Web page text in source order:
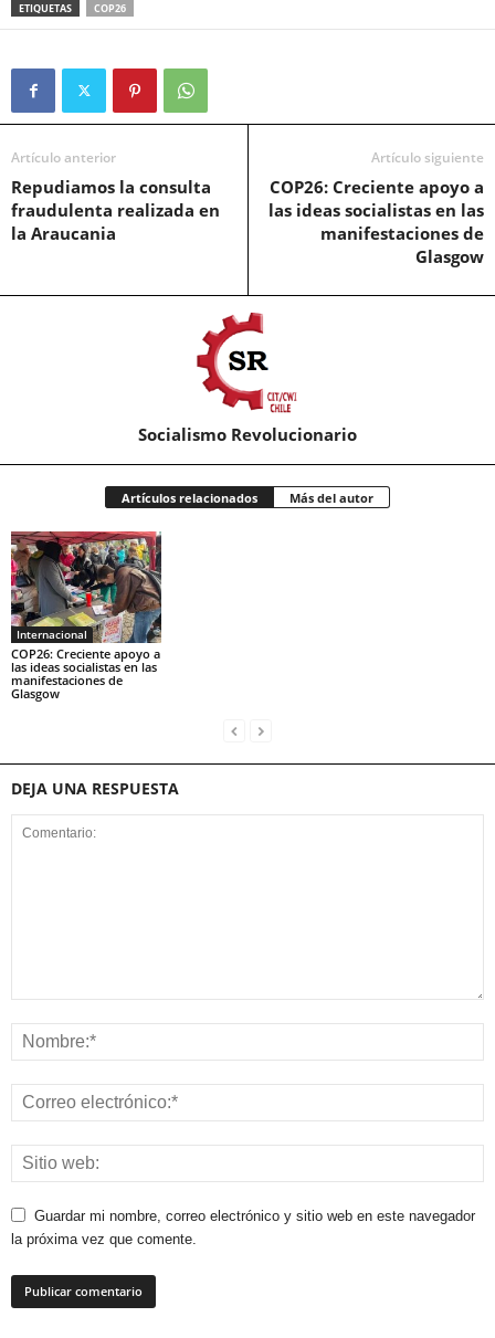
ETIQUETAS COP26
Artículo anterior
Repudiamos la consulta
fraudulenta realizada en
la Araucania
Artículo siguiente
COP26: Creciente apoyo a
las ideas socialistas en las
manifestaciones de
Glasgow
Socialismo Revolucionario
Artículos relacionados Más del autor
Internacional
COP26: Creciente apoyo a
las ideas socialistas en las
manifestaciones de
Glasgow
DEJA UNA RESPUESTA
Guardar mi nombre, correo electrónico y sitio web en este navegador
la próxima vez que comente.